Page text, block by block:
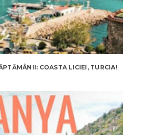
COASTA LICIEI, TURCIA!